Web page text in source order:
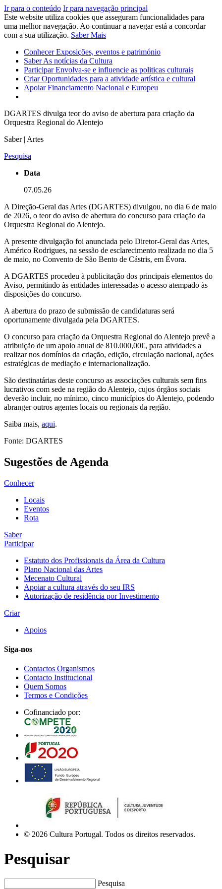
Ir para o conteúdo Ir para navegação principal
Este website utiliza cookies que asseguram funcionalidades para
uma melhor navegação. Ao continuar a navegar está a concordar
com a sua utilização. Saber Mais
ConhecerExposições, eventos e património
SaberAs notícias da Cultura
ParticiparEnvolva-se e influencie as politicas culturais
CriarOportunidades para a atividade artística e cultural
ApoiarFinanciamento Nacional e Europeu
DGARTES divulga teor do aviso de abertura para criação da
Orquestra Regional do Alentejo
Saber | Artes
Pesquisa
Data
07.05.26
A Direção-Geral das Artes (DGARTES) divulgou, no dia 6 de maio
de 2026, o teor do aviso de abertura do concurso para criação da
Orquestra Regional do Alentejo.
A presente divulgação foi anunciada pelo Diretor-Geral das Artes,
Américo Rodrigues, na sessão de esclarecimento realizada no dia 5
de maio, no Convento de São Bento de Cástris, em Évora.
A DGARTES procedeu à publicitação dos principais elementos do
Aviso, permitindo às entidades interessadas o acesso atempado às
disposições do concurso.
A abertura do prazo de submissão de candidaturas será
oportunamente divulgada pela DGARTES.
O concurso para criação da Orquestra Regional do Alentejo prevê a
atribuição de um apoio anual de 810.000,00€, para atividades a
realizar nos domínios da criação, edição, circulação nacional, ações
estratégicas de mediação e internacionalização.
São destinatárias deste concurso as associações culturais sem fins
lucrativos com sede na região do Alentejo, cujos órgãos sociais
deverão incluir, no mínimo, cinco municípios do Alentejo, podendo
abranger outros agentes locais ou regionais da região.
Saiba mais, aqui.
Fonte: DGARTES
Sugestões de Agenda
Conhecer
Locais
Eventos
Rota
Saber
Participar
Estatuto dos Profissionais da Área da Cultura
Plano Nacional das Artes
Mecenato Cultural
Apoiar a cultura através do seu IRS
Autorização de residência por Investimento
Criar
Apoios
Siga-nos
Contactos Organismos
Contacto Institucional
Quem Somos
Termos e Condições
Cofinanciado por:
© 2026 Cultura Portugal. Todos os direitos reservados.
Pesquisar
Pesquisa